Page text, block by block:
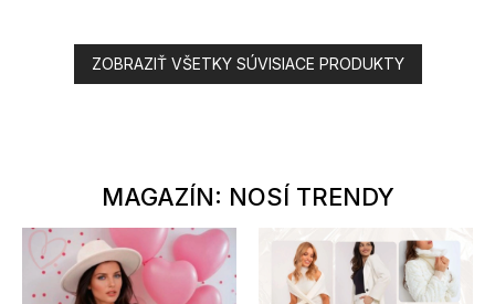
ZOBRAZIŤ VŠETKY SÚVISIACE PRODUKTY
MAGAZÍN: NOSÍ TRENDY